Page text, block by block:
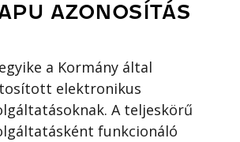
AZONOSÍTÁS
a Kormány által
elektronikus
A teljeskörű
funkcionáló